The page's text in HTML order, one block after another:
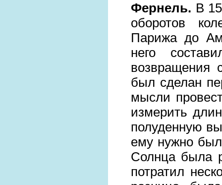
Фернель. В
оборотов
Парижа до
него
возвращения
был сделан
мысли
измерить
полуденную
ему нужно
Солнца была
потратил